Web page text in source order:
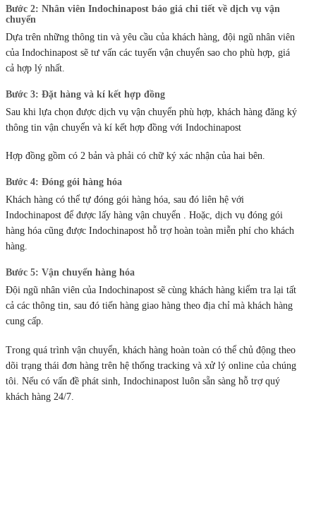
Bước 2: Nhân viên Indochinapost báo giá chi tiết về dịch vụ vận
chuyển
Dựa trên những thông tin và yêu cầu của khách hàng, đội ngũ nhân viên
của Indochinapost sẽ tư vấn các tuyến vận chuyển sao cho phù hợp, giá
cả hợp lý nhất.
Bước 3: Đặt hàng và kí kết hợp đồng
Sau khi lựa chọn được dịch vụ vận chuyển phù hợp, khách hàng đăng ký
thông tin vận chuyển và kí kết hợp đồng với Indochinapost
Hợp đồng gồm có 2 bản và phải có chữ ký xác nhận của hai bên.
Bước 4: Đóng gói hàng hóa
Khách hàng có thể tự đóng gói hàng hóa, sau đó liên hệ với
Indochinapost để được lấy hàng vận chuyển . Hoặc, dịch vụ đóng gói
hàng hóa cũng được Indochinapost hỗ trợ hoàn toàn miễn phí cho khách
hàng.
Bước 5: Vận chuyển hàng hóa
Đội ngũ nhân viên của Indochinapost sẽ cùng khách hàng kiểm tra lại tất
cả các thông tin, sau đó tiến hàng giao hàng theo địa chỉ mà khách hàng
cung cấp.
Trong quá trình vận chuyển, khách hàng hoàn toàn có thể chủ động theo
dõi trạng thái đơn hàng trên hệ thống tracking và xử lý online của chúng
tôi. Nếu có vấn đề phát sinh, Indochinapost luôn sẵn sàng hỗ trợ quý
khách hàng 24/7.